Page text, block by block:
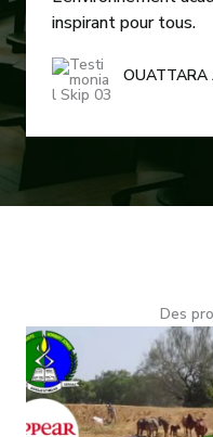
inspirant pour tous.
OUATTARA
Des